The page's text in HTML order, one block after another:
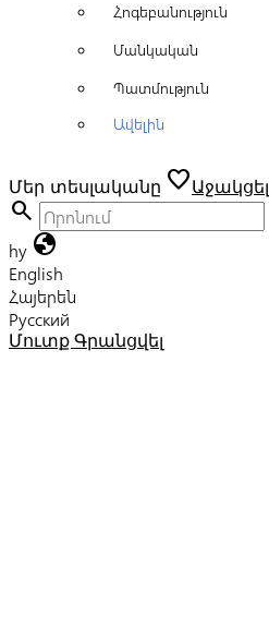
Հոգեբանություն
Մանկական
Պատմություն
Ավելին
Մեր տեսլականը favoriteԱջակցել
search
hy globe
English
Հայերեն
Русский
Մուտք Գրանցվել